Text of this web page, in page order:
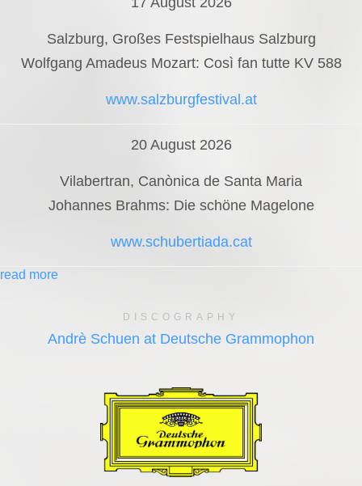
Salzburg, Großes Festspielhaus Salzburg
Wolfgang Amadeus Mozart: Così fan tutte KV 588
www.salzburgfestival.at
20 August 2026
Vilabertran, Canònica de Santa Maria
Johannes Brahms: Die schöne Magelone
www.schubertiada.cat
read more
DISCOGRAPHY
Andrè Schuen at Deutsche Grammophon